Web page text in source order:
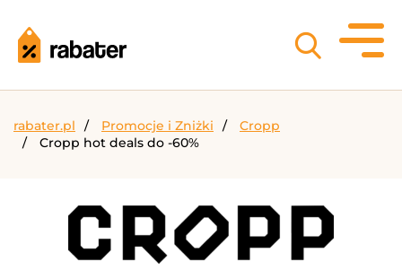
rabater.pl Promocje i Zniżki
Cropp
Cropp hot deals do -60%